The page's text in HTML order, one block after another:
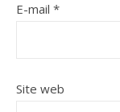
E-mail *
Site web